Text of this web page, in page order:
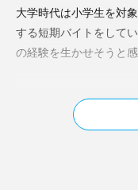
大学時代は小学生を対
する短期バイトをして
の経験を生かせそうと
Q：どのくらいシフト
現在は求職中なので、